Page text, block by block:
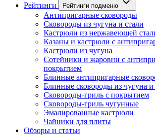
Рейтинги Рейтинги подменю
Антипригарные сковороды
Сковороды из чугуна и стали
Кастрюли из нержавеющей
Казаны и кастрюли с
Кастрюли из чугуна
Сотейники и жаровни с
покрытием
Блинные антипригарные
Блинные сковороды из чугуна и
Сковороды-гриль с покрытием
Сковороды-гриль чугунные
Эмалированные кастрюли
Чайники для плиты
Обзоры и статьи